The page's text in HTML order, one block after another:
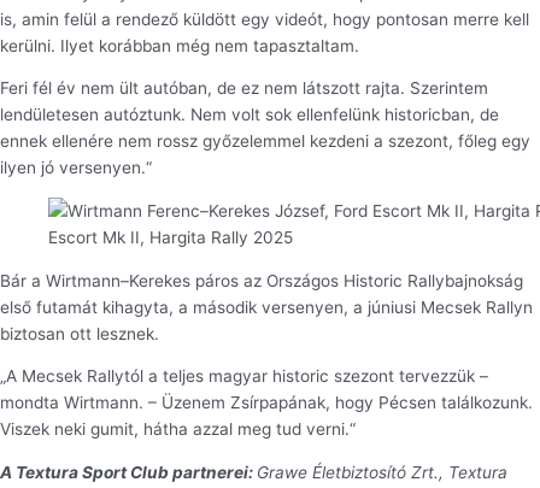
is, amin felül a rendező küldött egy videót, hogy pontosan merre kell
kerülni. Ilyet korábban még nem tapasztaltam.
Feri fél év nem ült autóban, de ez nem látszott rajta. Szerintem
lendületesen autóztunk. Nem volt sok ellenfelünk historicban, de
ennek ellenére nem rossz győzelemmel kezdeni a szezont, főleg egy
ilyen jó versenyen.“
Escort Mk II, Hargita Rally 2025
Bár a Wirtmann–Kerekes páros az Országos Historic Rallybajnokság
első futamát kihagyta, a második versenyen, a júniusi Mecsek Rallyn
biztosan ott lesznek.
„A Mecsek Rallytól a teljes magyar historic szezont tervezzük –
mondta Wirtmann. – Üzenem Zsírpapának, hogy Pécsen találkozunk.
Viszek neki gumit, hátha azzal meg tud verni.“
A Textura Sport Club partnerei: Grawe Életbiztosító Zrt., Textura